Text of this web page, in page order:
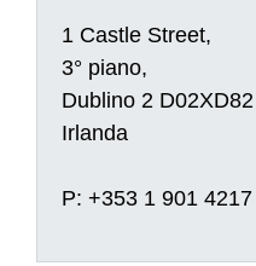
1 Castle Street,
3° piano,
Dublino 2 D02XD82
Irlanda
P: +353 1 901 4217